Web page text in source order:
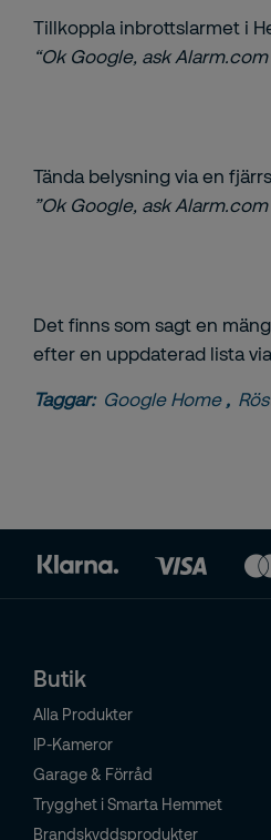
Tillkoppla inbrottslarmet i
“Ok Google, ask
Tända belysning via en
”Ok Google, ask
Det finns som sagt en
efter en uppdaterad lista
Taggar: Google Home,
Butik
Alla Produkter
IP-Kameror
Garage & Förråd
Trygghet i Smarta Hemmet
Brandskyddsprodukter